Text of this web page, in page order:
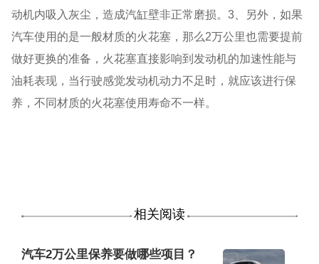
动机内吸入灰尘，造成汽缸壁非正常磨损。3、另外，如果
汽车使用的是一般材质的火花塞，那么2万公里也需要提前
做好更换的准备，火花塞直接影响到发动机的加速性能与
油耗表现，当行驶感觉发动机动力不足时，就应该进行保
养，不同材质的火花塞使用寿命不一样。
相关阅读
汽车2万公里保养要做哪些项目？